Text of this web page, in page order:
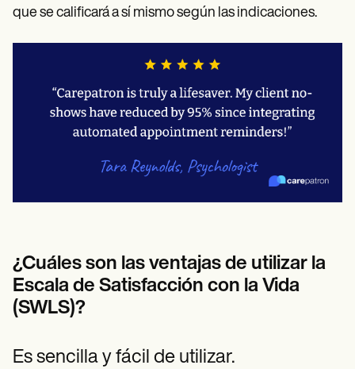
que se calificará a sí mismo según las indicaciones.
¿Cuáles son las ventajas de utilizar la
Escala de Satisfacción con la Vida
(SWLS)?
Es sencilla y fácil de utilizar.